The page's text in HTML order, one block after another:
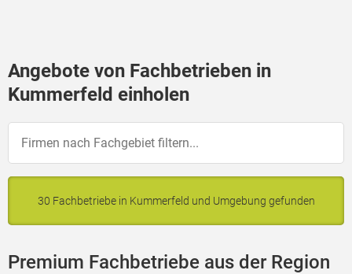
Angebote von Fachbetrieben in
Kummerfeld einholen
30 Fachbetriebe in Kummerfeld und Umgebung gefunden
Premium Fachbetriebe aus der Region